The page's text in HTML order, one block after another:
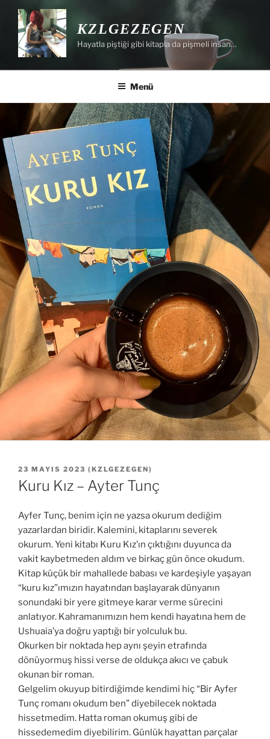
İçeriğe
KZLGEZEGEN
Hayatla piştiği gibi kitapla da pişmeli insan…
Menü
YAYIM
TARIHI
23 MAYIS 2023 ( KZLGEZEGEN)
Kuru Kız – Ayter Tunç
Ayfer Tunç, benim için ne yazsa okurum dediğim
yazarlardan biridir. Kalemini, kitaplarını severek
okurum. Yeni kitabı Kuru Kız’ın çıktığını duyunca da
vakit kaybetmeden aldım ve birkaç gün önce okudum.
Kitap küçük bir mahallede babası ve kardeşiyle yaşayan
“kuru kız”ımızın hayatından başlayarak dünyanın
sonundaki bir yere gitmeye karar verme sürecini
anlatıyor. Kahramanımızın hem kendi hayatına hem de
Ushuaia’ya doğru yaptığı bir yolculuk bu.
Okurken bir noktada hep aynı şeyin etrafında
dönüyormuş hissi verse de oldukça akıcı ve çabuk
okunan bir roman.
Gelgelim okuyup bitirdiğimde kendimi hiç “Bir Ayfer
Tunç romanı okudum ben” diyebilecek noktada
hissetmedim. Hatta roman okumuş gibi de
hissedemedim diyebilirim. Günlük hayattan parçalar